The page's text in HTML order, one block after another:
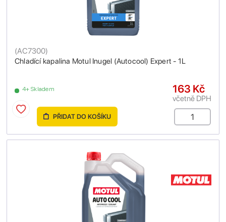
Chladící kapalina Motul Inugel (Autocool) Expert - 1L
(AC7300)
4+ Skladem 163 Kč
včetně DPH
PŘIDAT DO KOŠÍKU